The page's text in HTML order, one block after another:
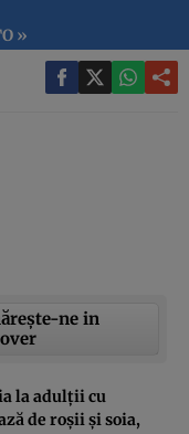
»
ne in
la adulții cu
de roșii și soia,